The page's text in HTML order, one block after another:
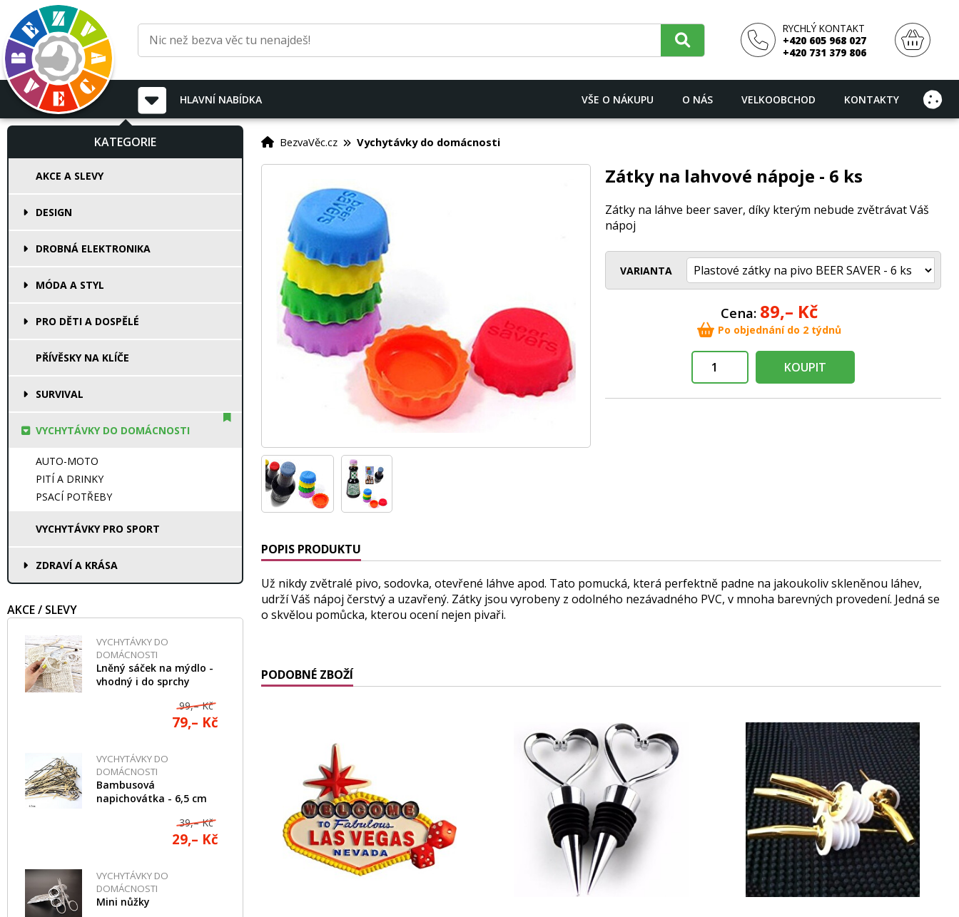
RYCHLÝ KONTAKT
+420 605 968 027
+420 731 379 806
HLAVNÍ NABÍDKA VŠE O NÁKUPU O NÁS VELKOOBCHOD KONTAKTY
KATEGORIE
AKCE A SLEVY
DESIGN
DROBNÁ ELEKTRONIKA
MÓDA A STYL
PRO DĚTI A DOSPĚLÉ
PŘÍVĚSKY NA KLÍČE
SURVIVAL
VYCHYTÁVKY DO DOMÁCNOSTI
AUTO-MOTO
PITÍ A DRINKY
PSACÍ POTŘEBY
VYCHYTÁVKY PRO SPORT
ZDRAVÍ A KRÁSA
AKCE / SLEVY
VYCHYTÁVKY DO
DOMÁCNOSTI
Lněný sáček na mýdlo -
vhodný i do sprchy
99,– Kč
79,– Kč
VYCHYTÁVKY DO
DOMÁCNOSTI
Bambusová
napichovátka - 6,5 cm
39,– Kč
29,– Kč
VYCHYTÁVKY DO
DOMÁCNOSTI
Mini nůžky
BezvaVěc.cz Vychytávky do domácnosti
Zátky na lahvové nápoje - 6 ks
Zátky na láhve beer saver, díky kterým nebude zvětrávat Váš
nápoj
VARIANTA
Cena: 89,– Kč
Po objednání do 2 týdnů
KOUPIT
POPIS PRODUKTU
Už nikdy zvětralé pivo, sodovka, otevřené láhve apod. Tato pomucká, která perfektně padne na jakoukoliv skleněnou láhev,
udrží Váš nápoj čerstvý a uzavřený. Zátky jsou vyrobeny z odolného nezávadného PVC, v mnoha barevných provedení. Jedná se
o skvělou pomůcka, kterou ocení nejen pivaři.
PODOBNÉ ZBOŽÍ